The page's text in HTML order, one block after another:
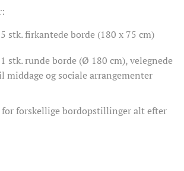
stk. firkantede borde (180 x 75 cm)
stk. runde borde (Ø 180 cm), velegnede
middage og sociale arrangementer
forskellige bordopstillinger alt efter